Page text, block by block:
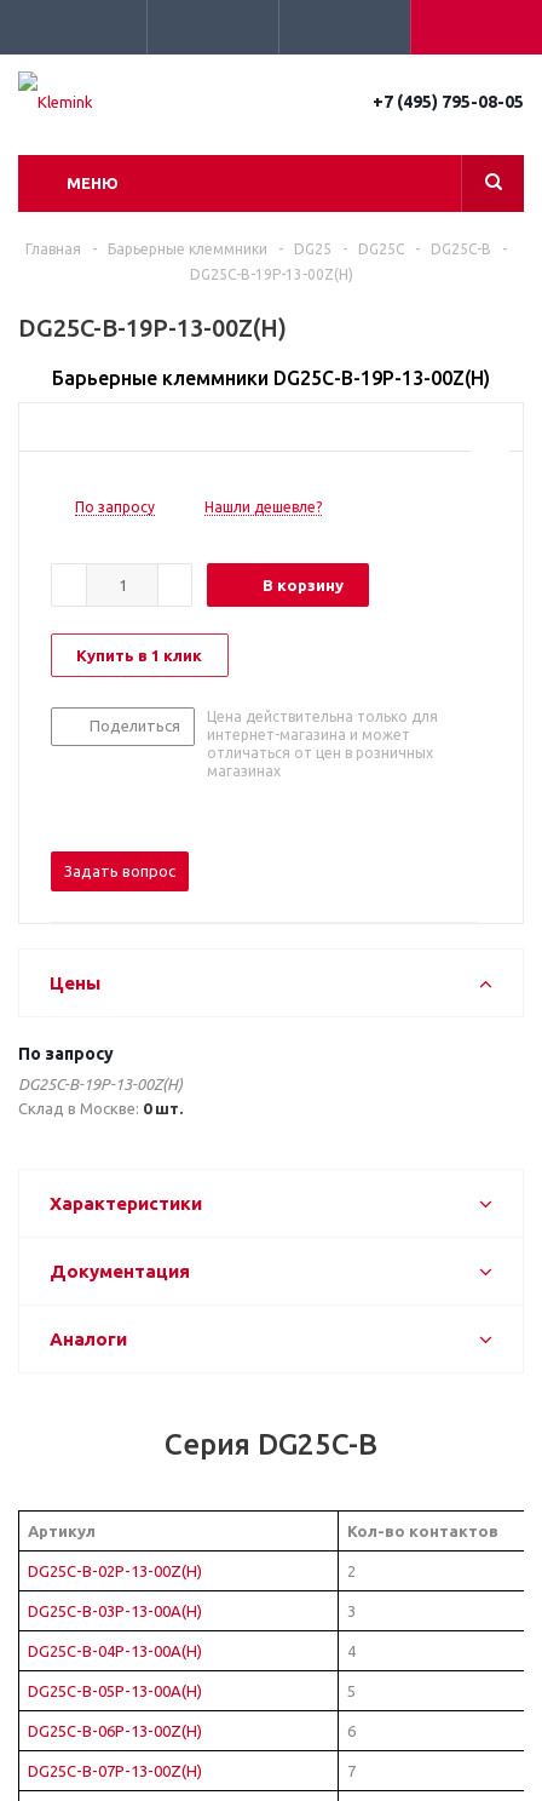
+7 (495) 795-08-05
МЕНЮ
Главная - Барьерные клеммники - DG25 - DG25C - DG25C-B
-
DG25C-B-19P-13-00Z(H)
DG25C-B-19P-13-00Z(H)
Барьерные клеммники DG25C-B-19P-13-00Z(H)
По запросу Нашли дешевле?
В корзину
Купить в 1 клик
Поделиться
Цена действительна только для
интернет-магазина и может
отличаться от цен в розничных
магазинах
Задать вопрос
Цены
По запросу
DG25C-B-19P-13-00Z(H)
Склад в Москве: 0 шт.
Характеристики
Документация
Аналоги
Серия DG25C-B
Артикул Кол-во контактов
DG25C-B-02P-13-00Z(H) 2
DG25C-B-03P-13-00A(H) 3
DG25C-B-04P-13-00A(H) 4
DG25C-B-05P-13-00A(H) 5
DG25C-B-06P-13-00Z(H) 6
DG25C-B-07P-13-00Z(H) 7